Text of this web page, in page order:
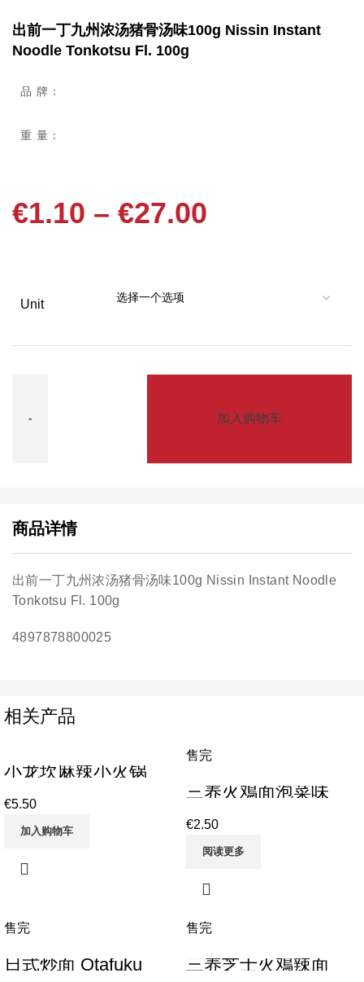
出前一丁九州浓汤猪骨汤味100g Nissin Instant
Noodle Tonkotsu Fl. 100g
品 牌：
重 量：
€1.10 – €27.00
Unit
加入购物车
商品详情
出前一丁九州浓汤猪骨汤味100g Nissin Instant Noodle
Tonkotsu Fl. 100g
4897878800025
相关产品
小龙坎麻辣小火锅
SLK Spicy Self-
heating Small Hot Pot
245g
€5.50
加入购物车
售完
三养火鳮面泡菜味
Samyang Hot
Chicken Ramen
Kimchi 135g
€2.50
阅读更多
售完
日式炒面 Otafuku
Yakisoba Noodles
售完
三养芝士火鳮辣面
Samyang Buldak